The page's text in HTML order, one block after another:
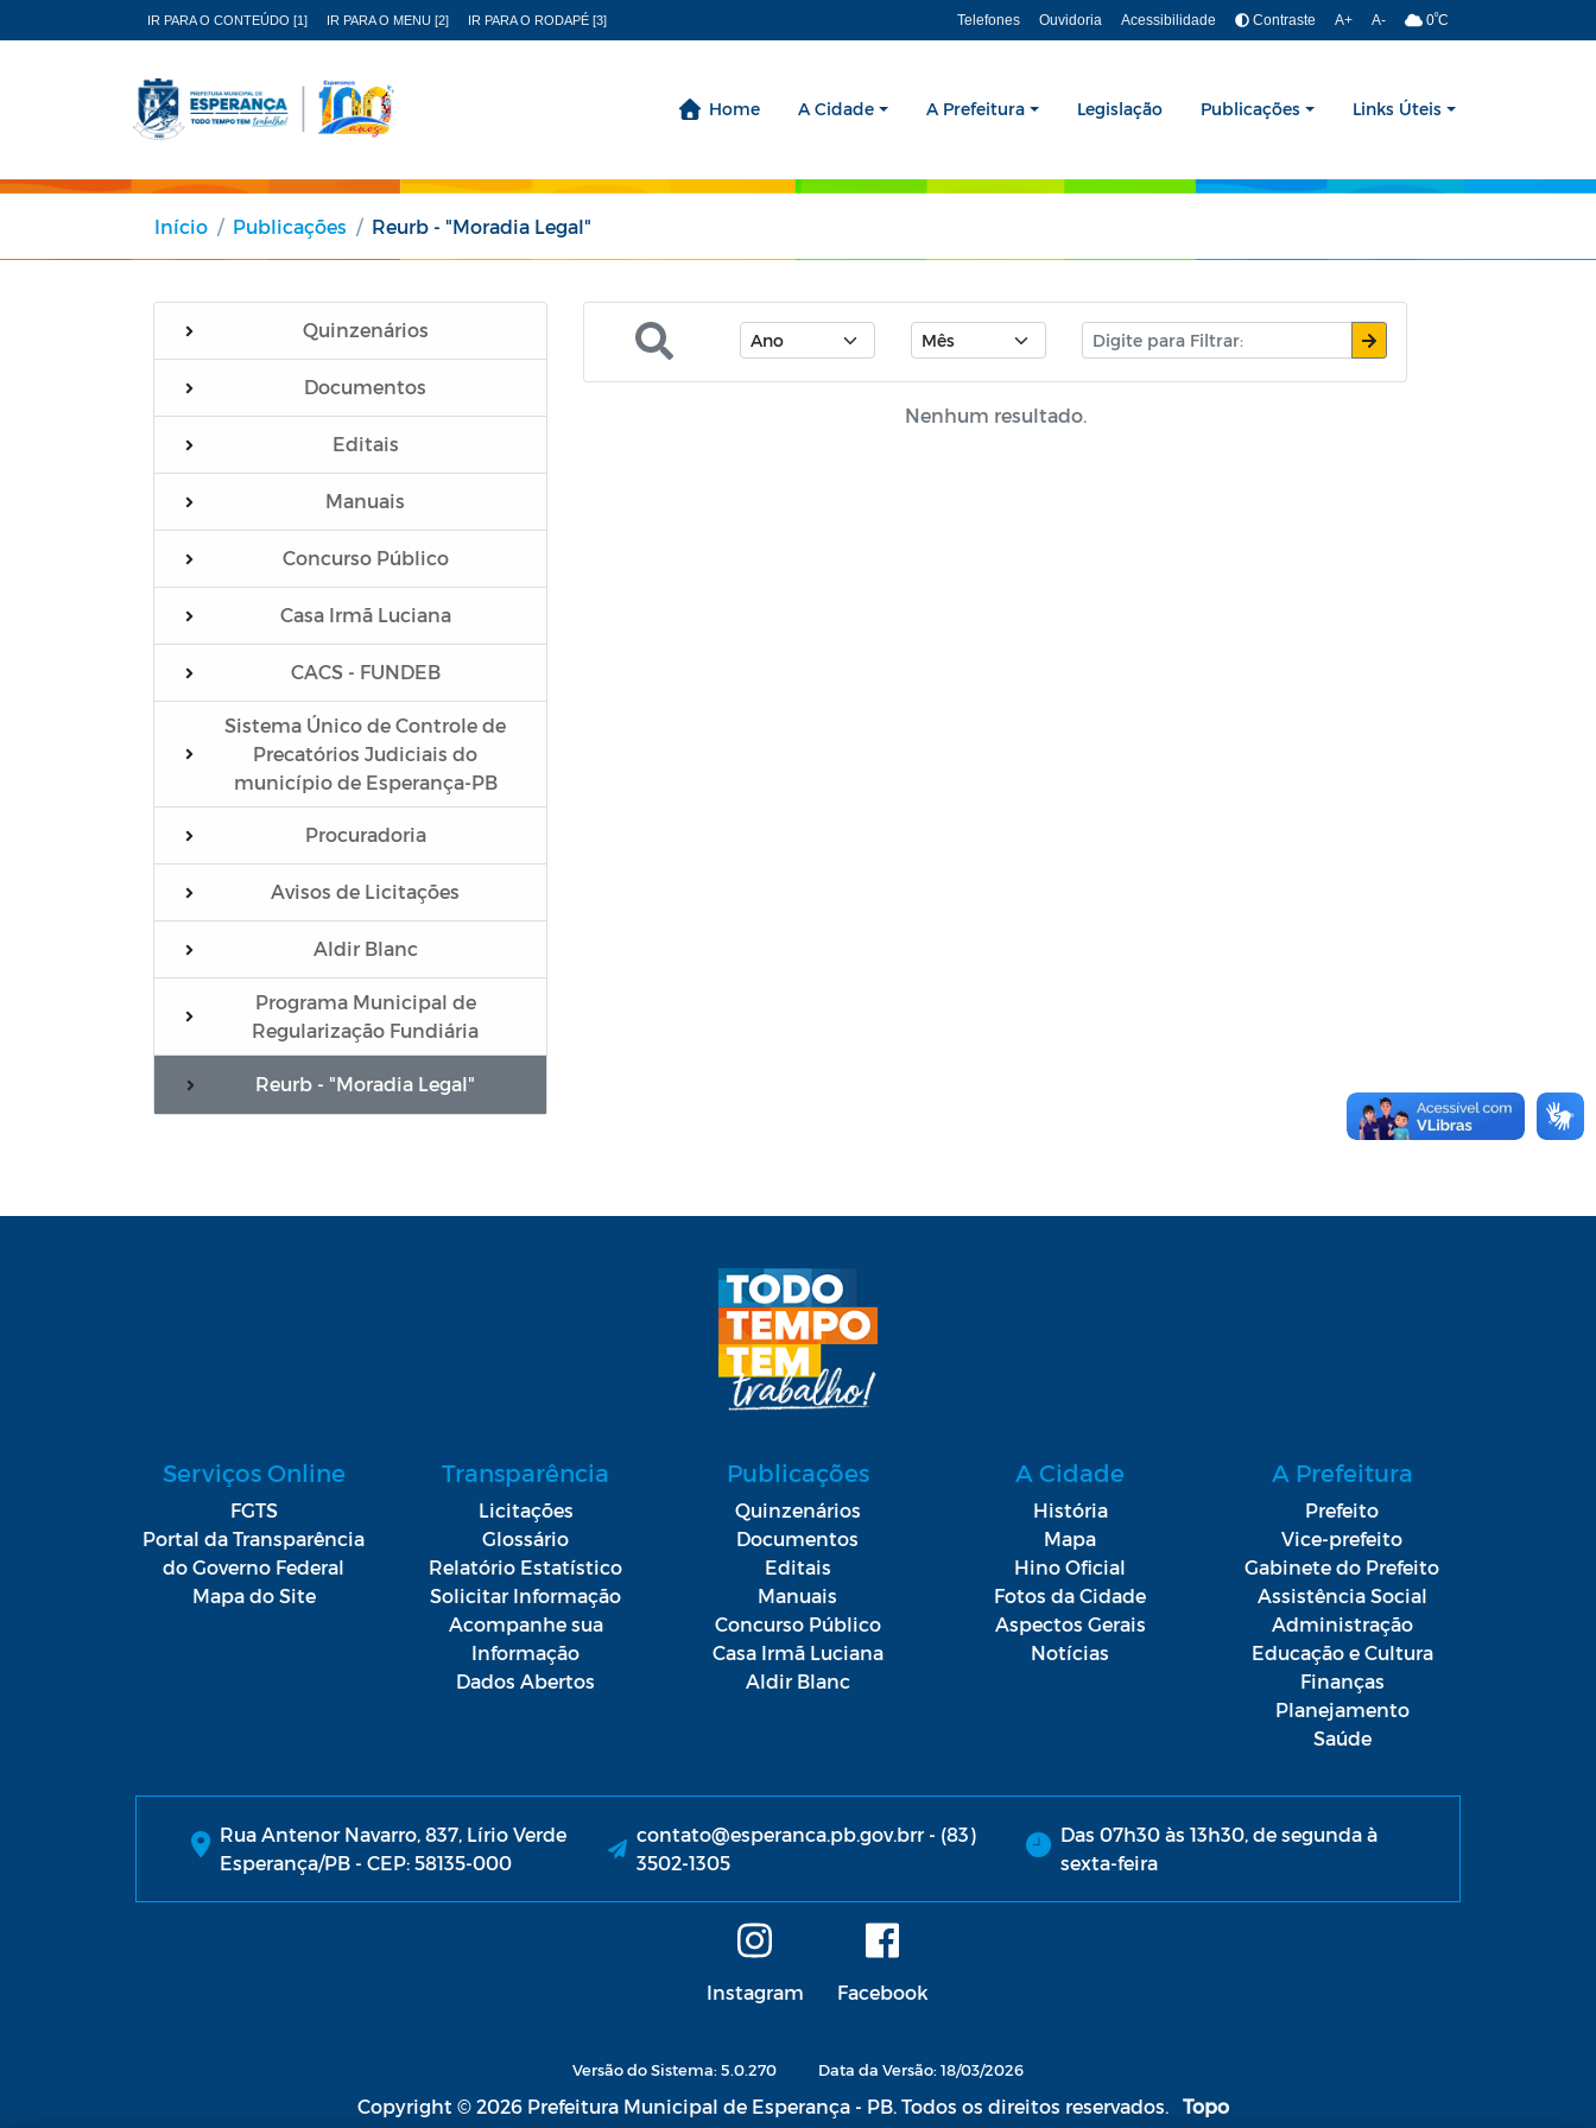
IR PARA O CONTEÚDO [1] IR PARA O MENU [2] IR PARA O RODAPÉ [3] Telefones Ouvidoria Acessibilidade Contraste A+ A- 0ºC
Home A Cidade A Prefeitura Legislação Publicações Links Úteis
Início Publicações Reurb - "Moradia Legal"
Quinzenários
Documentos
Editais
Manuais
Concurso Público
Casa Irmã Luciana
CACS - FUNDEB
Sistema Único de Controle de
Precatórios Judiciais do
município de Esperança-PB
Procuradoria
Avisos de Licitações
Aldir Blanc
Programa Municipal de
Regularização Fundiária
Reurb - "Moradia Legal"
Nenhum resultado.
Serviços Online
FGTS
Portal da Transparência
do Governo Federal
Mapa do Site
Transparência
Licitações
Glossário
Relatório Estatístico
Solicitar Informação
Acompanhe sua
Informação
Dados Abertos
Publicações
Quinzenários
Documentos
Editais
Manuais
Concurso Público
Casa Irmã Luciana
Aldir Blanc
A Cidade
História
Mapa
Hino Oficial
Fotos da Cidade
Aspectos Gerais
Notícias
A Prefeitura
Prefeito
Vice-prefeito
Gabinete do Prefeito
Assistência Social
Administração
Educação e Cultura
Finanças
Planejamento
Saúde
Rua Antenor Navarro, 837, Lírio Verde
Esperança/PB - CEP: 58135-000
contato@esperanca.pb.gov.brr - (83)
3502-1305
Das 07h30 às 13h30, de segunda à
sexta-feira
Instagram Facebook
Versão do Sistema: 5.0.270 Data da Versão: 18/03/2026
Copyright © 2026 Prefeitura Municipal de Esperança - PB. Todos os direitos reservados.